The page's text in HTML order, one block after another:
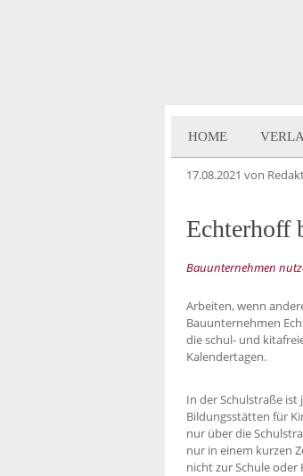
HOME
17.08.2021 von
Echterhoff
Bauunternehmen
Arbeiten, wenn
Bauunternehmen
die schul- und
Kalendertagen.
In der Schulstraße ist
Bildungsstätten für
nur über die
nur in einem kurzen
nicht zur Schule